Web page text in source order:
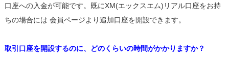
口座への入金が可能です。既にXM(エックスエム)リアル口座をお持
ちの場合には 会員ページより追加口座を開設できます。
取引口座を開設するのに、どのくらいの時間がかかりますか？